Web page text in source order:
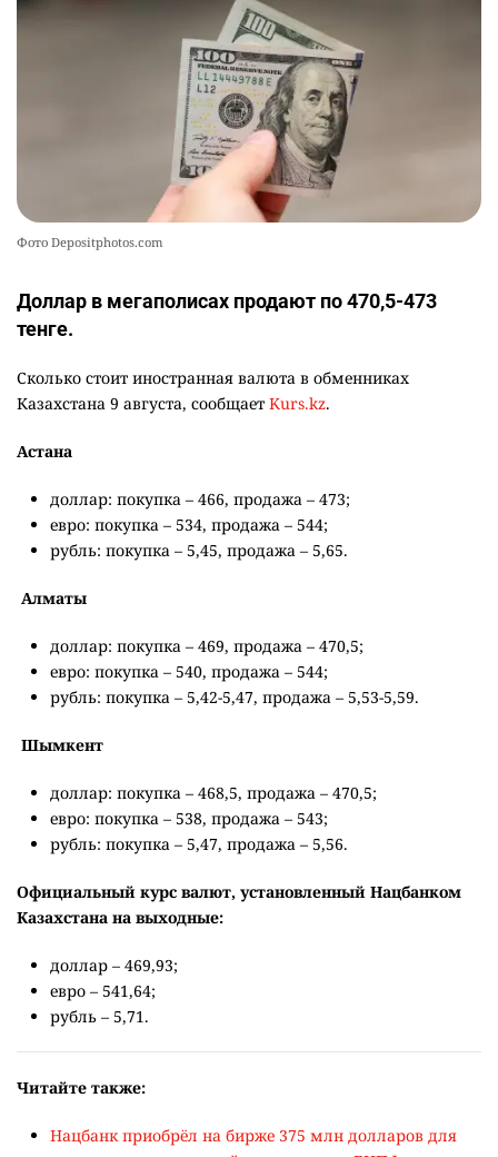
25
🪱 "Мы думаем, что правим миром, но это не
так". Как дьявольские черви меняют наше
представление о жизни на Земле
0 13
Фото Depositphotos.com
Доллар в мегаполисах продают по 470,5-473
тенге.
Сколько стоит иностранная валюта в обменниках
Казахстана 9 августа, сообщает Kurs.kz.
Астана
доллар: покупка – 466, продажа – 473;
евро: покупка – 534, продажа – 544;
рубль: покупка – 5,45, продажа – 5,65.
Алматы
доллар: покупка – 469, продажа – 470,5;
евро: покупка – 540, продажа – 544;
рубль: покупка – 5,42-5,47, продажа – 5,53-5,59.
Шымкент
доллар: покупка – 468,5, продажа – 470,5;
евро: покупка – 538, продажа – 543;
рубль: покупка – 5,47, продажа – 5,56.
Официальный курс валют, установленный Нацбанком
Казахстана на выходные:
доллар – 469,93;
евро – 541,64;
рубль – 5,71.
Читайте также:
Нацбанк приобрёл на бирже 375 млн долларов для